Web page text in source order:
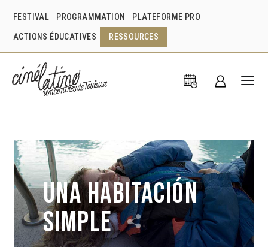
FESTIVAL PROGRAMMATION PLATEFORME PRO
ACTIONS ÉDUCATIVES RESSOURCES
Una habitación
simple